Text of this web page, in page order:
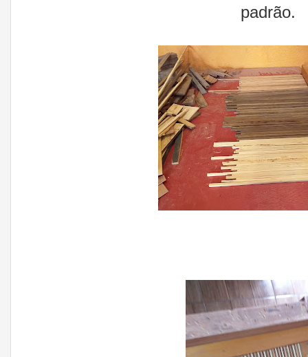
padrão.